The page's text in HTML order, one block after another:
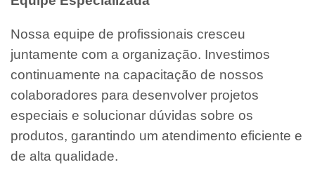
Nossa equipe de profissionais cresceu
juntamente com a organização. Investimos
continuamente na capacitação de nossos
colaboradores para desenvolver projetos
especiais e solucionar dúvidas sobre os
produtos, garantindo um atendimento eficiente e
de alta qualidade.